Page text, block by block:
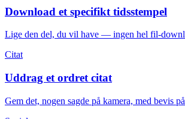
Download et specifikt tidsstempel
Lige den del, du vil have — ingen hel fil-
Citat
Uddrag et ordret citat
Gem det, nogen sagde på kamera, med bevis